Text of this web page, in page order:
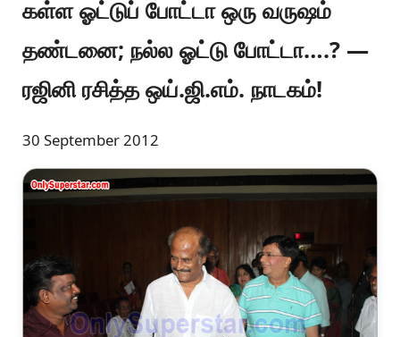
கள்ள ஓட்டுப் போட்டா ஒரு வருஷம்
தண்டனை; நல்ல ஓட்டு போட்டா….? —
ரஜினி ரசித்த ஒய்.ஜி.எம். நாடகம்!
30 September 2012